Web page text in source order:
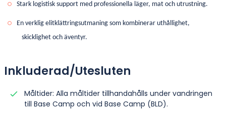
Stark logistisk support med professionella läger, mat och utrustning.
En verklig elitklättringsutmaning som kombinerar uthållighet,
skicklighet och äventyr.
Inkluderad/Utesluten
Måltider: Alla måltider tillhandahålls under vandringen
till Base Camp och vid Base Camp (BLD).